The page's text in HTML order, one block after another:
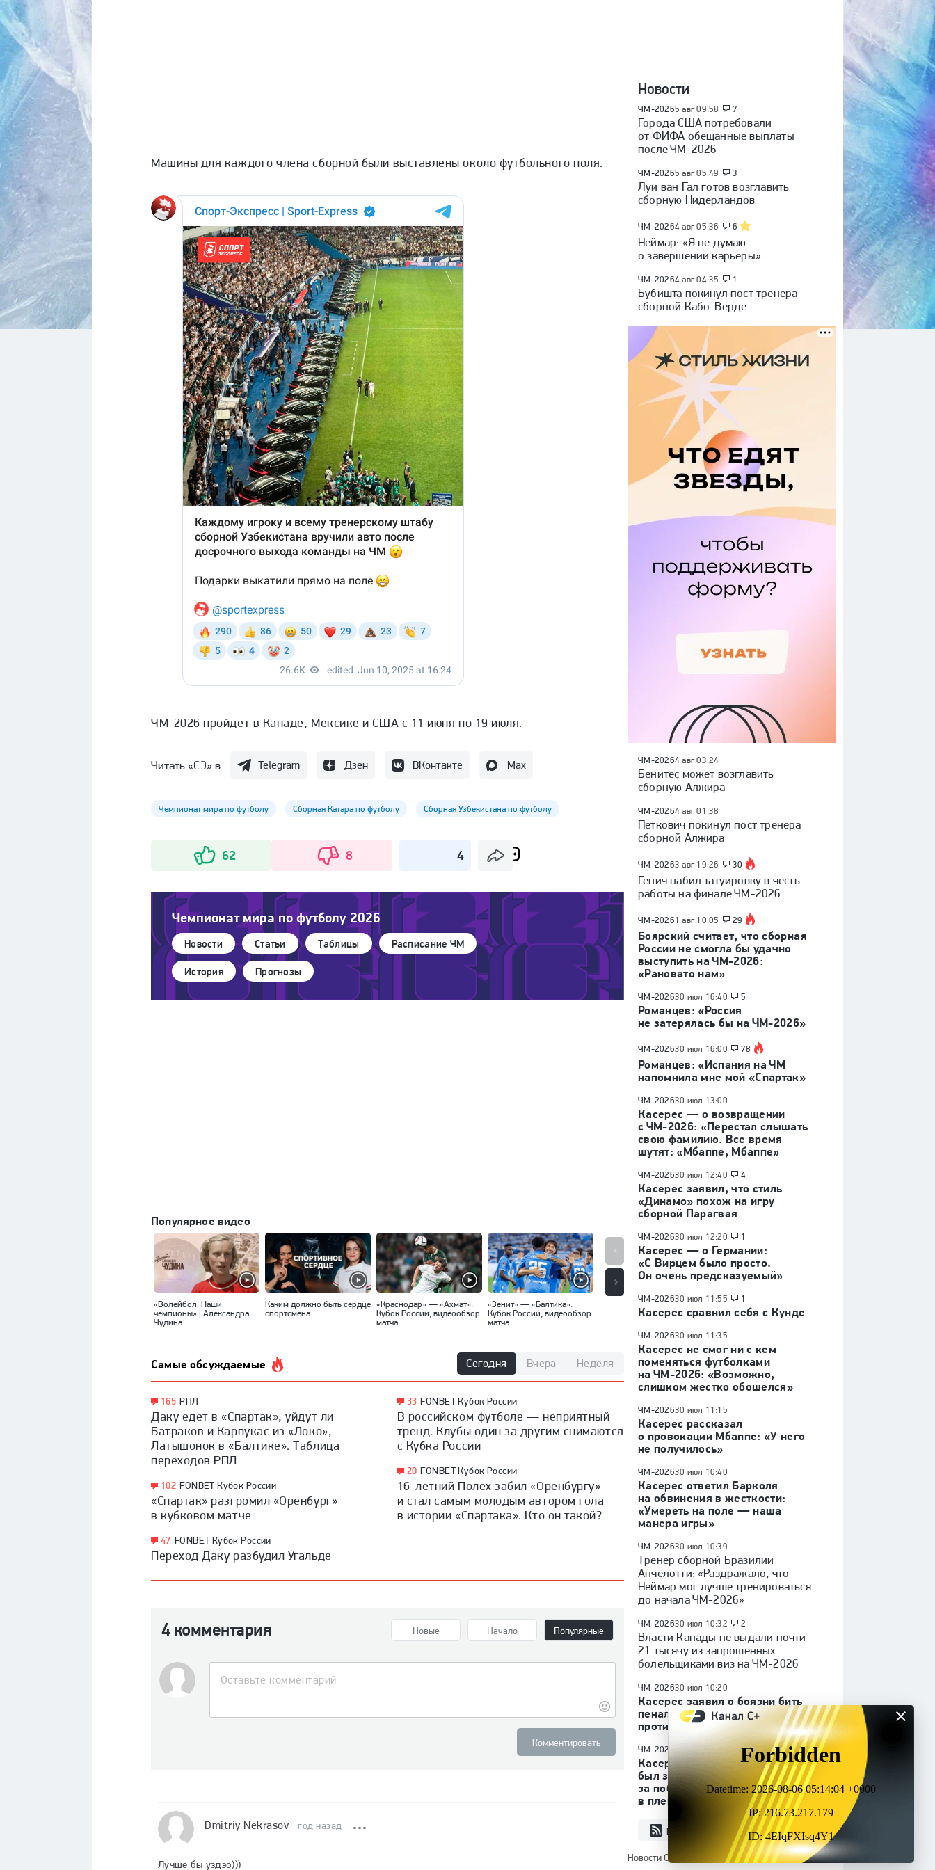
Машины для каждого члена сборной были выставлены около футбольного поля.
ЧМ-2026 пройдет в Канаде, Мексике и США с 11 июня по 19 июля.
Читать «СЭ» в Telegram Дзен ВКонтакте Max
Чемпионат мира по футболу Сборная Катара по футболу Сборная Узбекистана по футболу
62 8 4
Чемпионат мира по футболу 2026
Новости Статьи Таблицы Расписание ЧМ
История Прогнозы
Популярное видео
«Волейбол. Наши
чемпионы» | Александра
Чудина
Каким должно быть сердце
спортсмена
«Краснодар» — «Ахмат»:
Кубок России, видеообзор
матча
«Зенит» — «Балтика»:
Кубок России, видеообзор
матча
«Спартак» — «Оренбург»:
Кубок России, видеообзор
«Факел» — «Динамо»
(Москва): Кубок России,
Самые обсуждаемые Сегодня Вчера Неделя
165 РПЛ
Даку едет в «Спартак», уйдут ли
Батраков и Карпукас из «Локо»,
Латышонок в «Балтике». Таблица
переходов РПЛ
102 FONBET Кубок России
«Спартак» разгромил «Оренбург»
в кубковом матче
47 FONBET Кубок России
Переход Даку разбудил Угальде
33 FONBET Кубок России
В российском футболе — неприятный
тренд. Клубы один за другим снимаются
с Кубка России
20 FONBET Кубок России
16-летний Полех забил «Оренбургу»
и стал самым молодым автором гола
в истории «Спартака». Кто он такой?
4 комментария Новые Начало Популярные
Комментировать
Dmitriy Nekrasov год назад
Лучше бы уздэо)))
Новости
ЧМ-20265 авг 09:58 7
Города США потребовали
от ФИФА обещанные выплаты
после ЧМ-2026
ЧМ-20265 авг 05:49 3
Луи ван Гал готов возглавить
сборную Нидерландов
ЧМ-20264 авг 05:36 6
Неймар: «Я не думаю
о завершении карьеры»
ЧМ-20264 авг 04:35 1
Бубишта покинул пост тренера
сборной Кабо-Верде
ЧМ-20264 авг 03:24
Бенитес может возглавить
сборную Алжира
ЧМ-20264 авг 01:38
Петкович покинул пост тренера
сборной Алжира
ЧМ-20263 авг 19:26 30
Генич набил татуировку в честь
работы на финале ЧМ-2026
ЧМ-20261 авг 10:05 29
Боярский считает, что сборная
России не смогла бы удачно
выступить на ЧМ-2026:
«Рановато нам»
ЧМ-202630 июл 16:40 5
Романцев: «Россия
не затерялась бы на ЧМ-2026»
ЧМ-202630 июл 16:00 78
Романцев: «Испания на ЧМ
напомнила мне мой «Спартак»
ЧМ-202630 июл 13:00
Касерес — о возвращении
с ЧМ-2026: «Перестал слышать
свою фамилию. Все время
шутят: «Мбаппе, Мбаппе»
ЧМ-202630 июл 12:40 4
Касерес заявил, что стиль
«Динамо» похож на игру
сборной Парагвая
ЧМ-202630 июл 12:20 1
Касерес — о Германии:
«С Вирцем было просто.
Он очень предсказуемый»
ЧМ-202630 июл 11:55 1
Касерес сравнил себя с Кунде
ЧМ-202630 июл 11:35
Касерес не смог ни с кем
поменяться футболками
на ЧМ-2026: «Возможно,
слишком жестко обошелся»
ЧМ-202630 июл 11:15
Касерес рассказал
о провокации Мбаппе: «У него
не получилось»
ЧМ-202630 июл 10:40
Касерес ответил Барколя
на обвинения в жесткости:
«Умереть на поле — наша
манера игры»
ЧМ-202630 июл 10:39
Тренер сборной Бразилии
Анчелотти: «Раздражало, что
Неймар мог лучше тренироваться
до начала ЧМ-2026»
ЧМ-202630 июл 10:32 2
Власти Канады не выдали почти
21 тысячу из запрошенных
болельщиками виз на ЧМ-2026
ЧМ-202630 июл 10:20
Касерес заявил о боязни бить
пенальти после промаха в матче
против «Краснодара»
ЧМ-202630 июл 10:00
Касерес рассказал, что Шварц
был зол на футболиста
за победу над Германией
в плей-офф ЧМ-2026
RSS Все новости
Новости СМИ2